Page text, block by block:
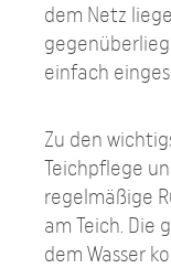
dem Netz
einfach
Zu den
Teichpflege
regelmäßige
am Teich. Die
dem Wasser